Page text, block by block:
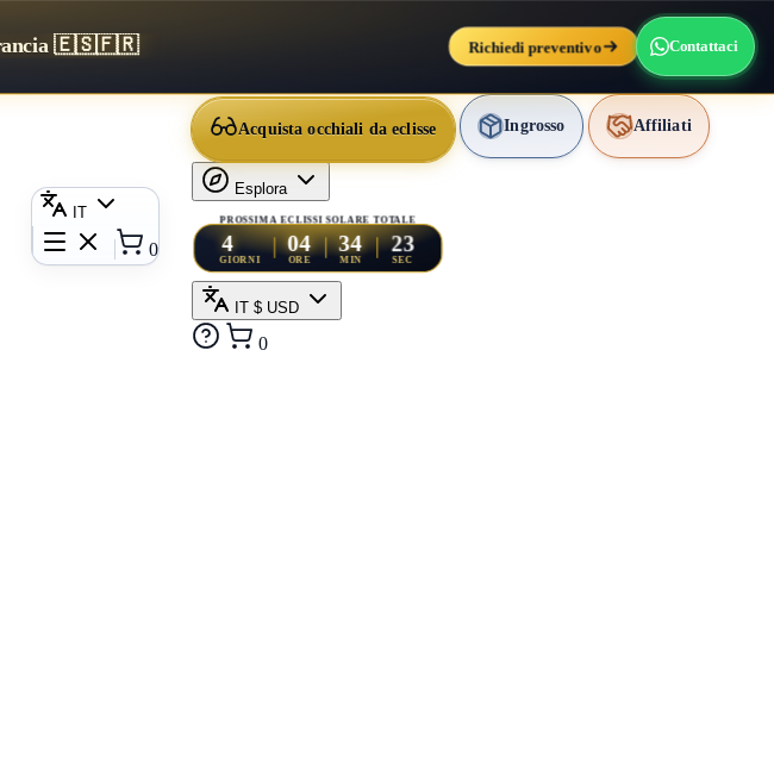
Francia 🇪🇸🇫🇷 Richiedi preventivo Contattaci
IT
0
Acquista occhiali da eclisse Ingrosso Affiliati
Esplora
PROSSIMA ECLISSI SOLARE TOTALE
4
GIORNI
04
ORE
34
MIN
21
SEC
IT $ USD
0